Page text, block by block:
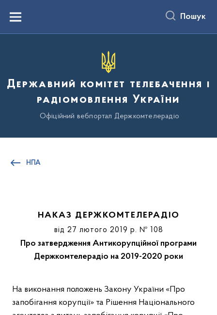
вмістуMenu Пошук
Державний комітет телебачення і
радіомовлення України
Офіційний вебпортал Держкомтелерадіо
НПА
НАКАЗ ДЕРЖКОМТЕЛЕРАДІО
від 27 лютого 2019 р. № 108
Про затвердження Антикорупційної програми
Держкомтелерадіо на 2019-2020 роки
На виконання положень Закону України «Про
запобігання корупції» та Рішення Національного